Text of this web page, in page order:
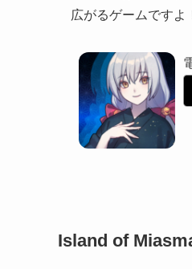
広がるゲームですよ
Island of